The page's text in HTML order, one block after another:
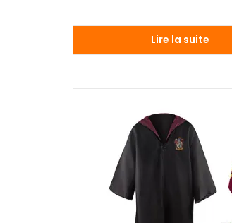
Lire la suite